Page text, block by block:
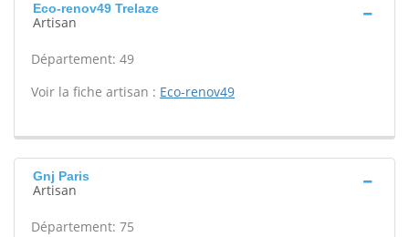
Eco-renov49 Trelaze
Artisan
Département: 49
Voir la fiche artisan : Eco-renov49
Gnj Paris
Artisan
Département: 75